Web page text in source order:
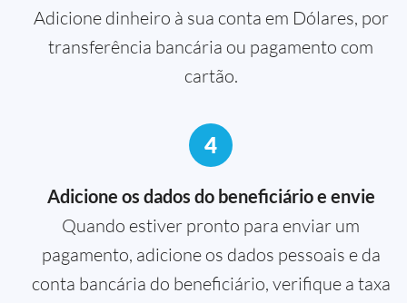
Adicione dinheiro à sua conta em Dólares, por
transferência bancária ou pagamento com
cartão.
4
Adicione os dados do beneficiário e envie
Quando estiver pronto para enviar um
pagamento, adicione os dados pessoais e da
conta bancária do beneficiário, verifique a taxa